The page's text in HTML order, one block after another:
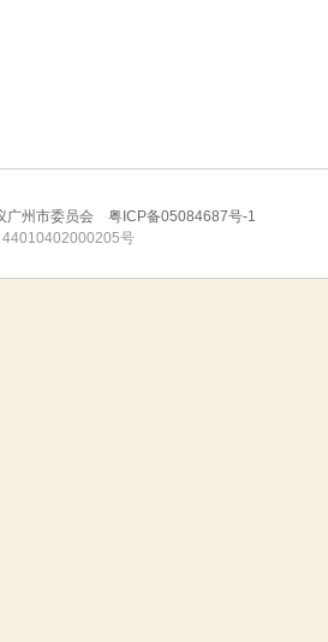
广州市委员会 粤ICP备05084687号-1
44010402000205号